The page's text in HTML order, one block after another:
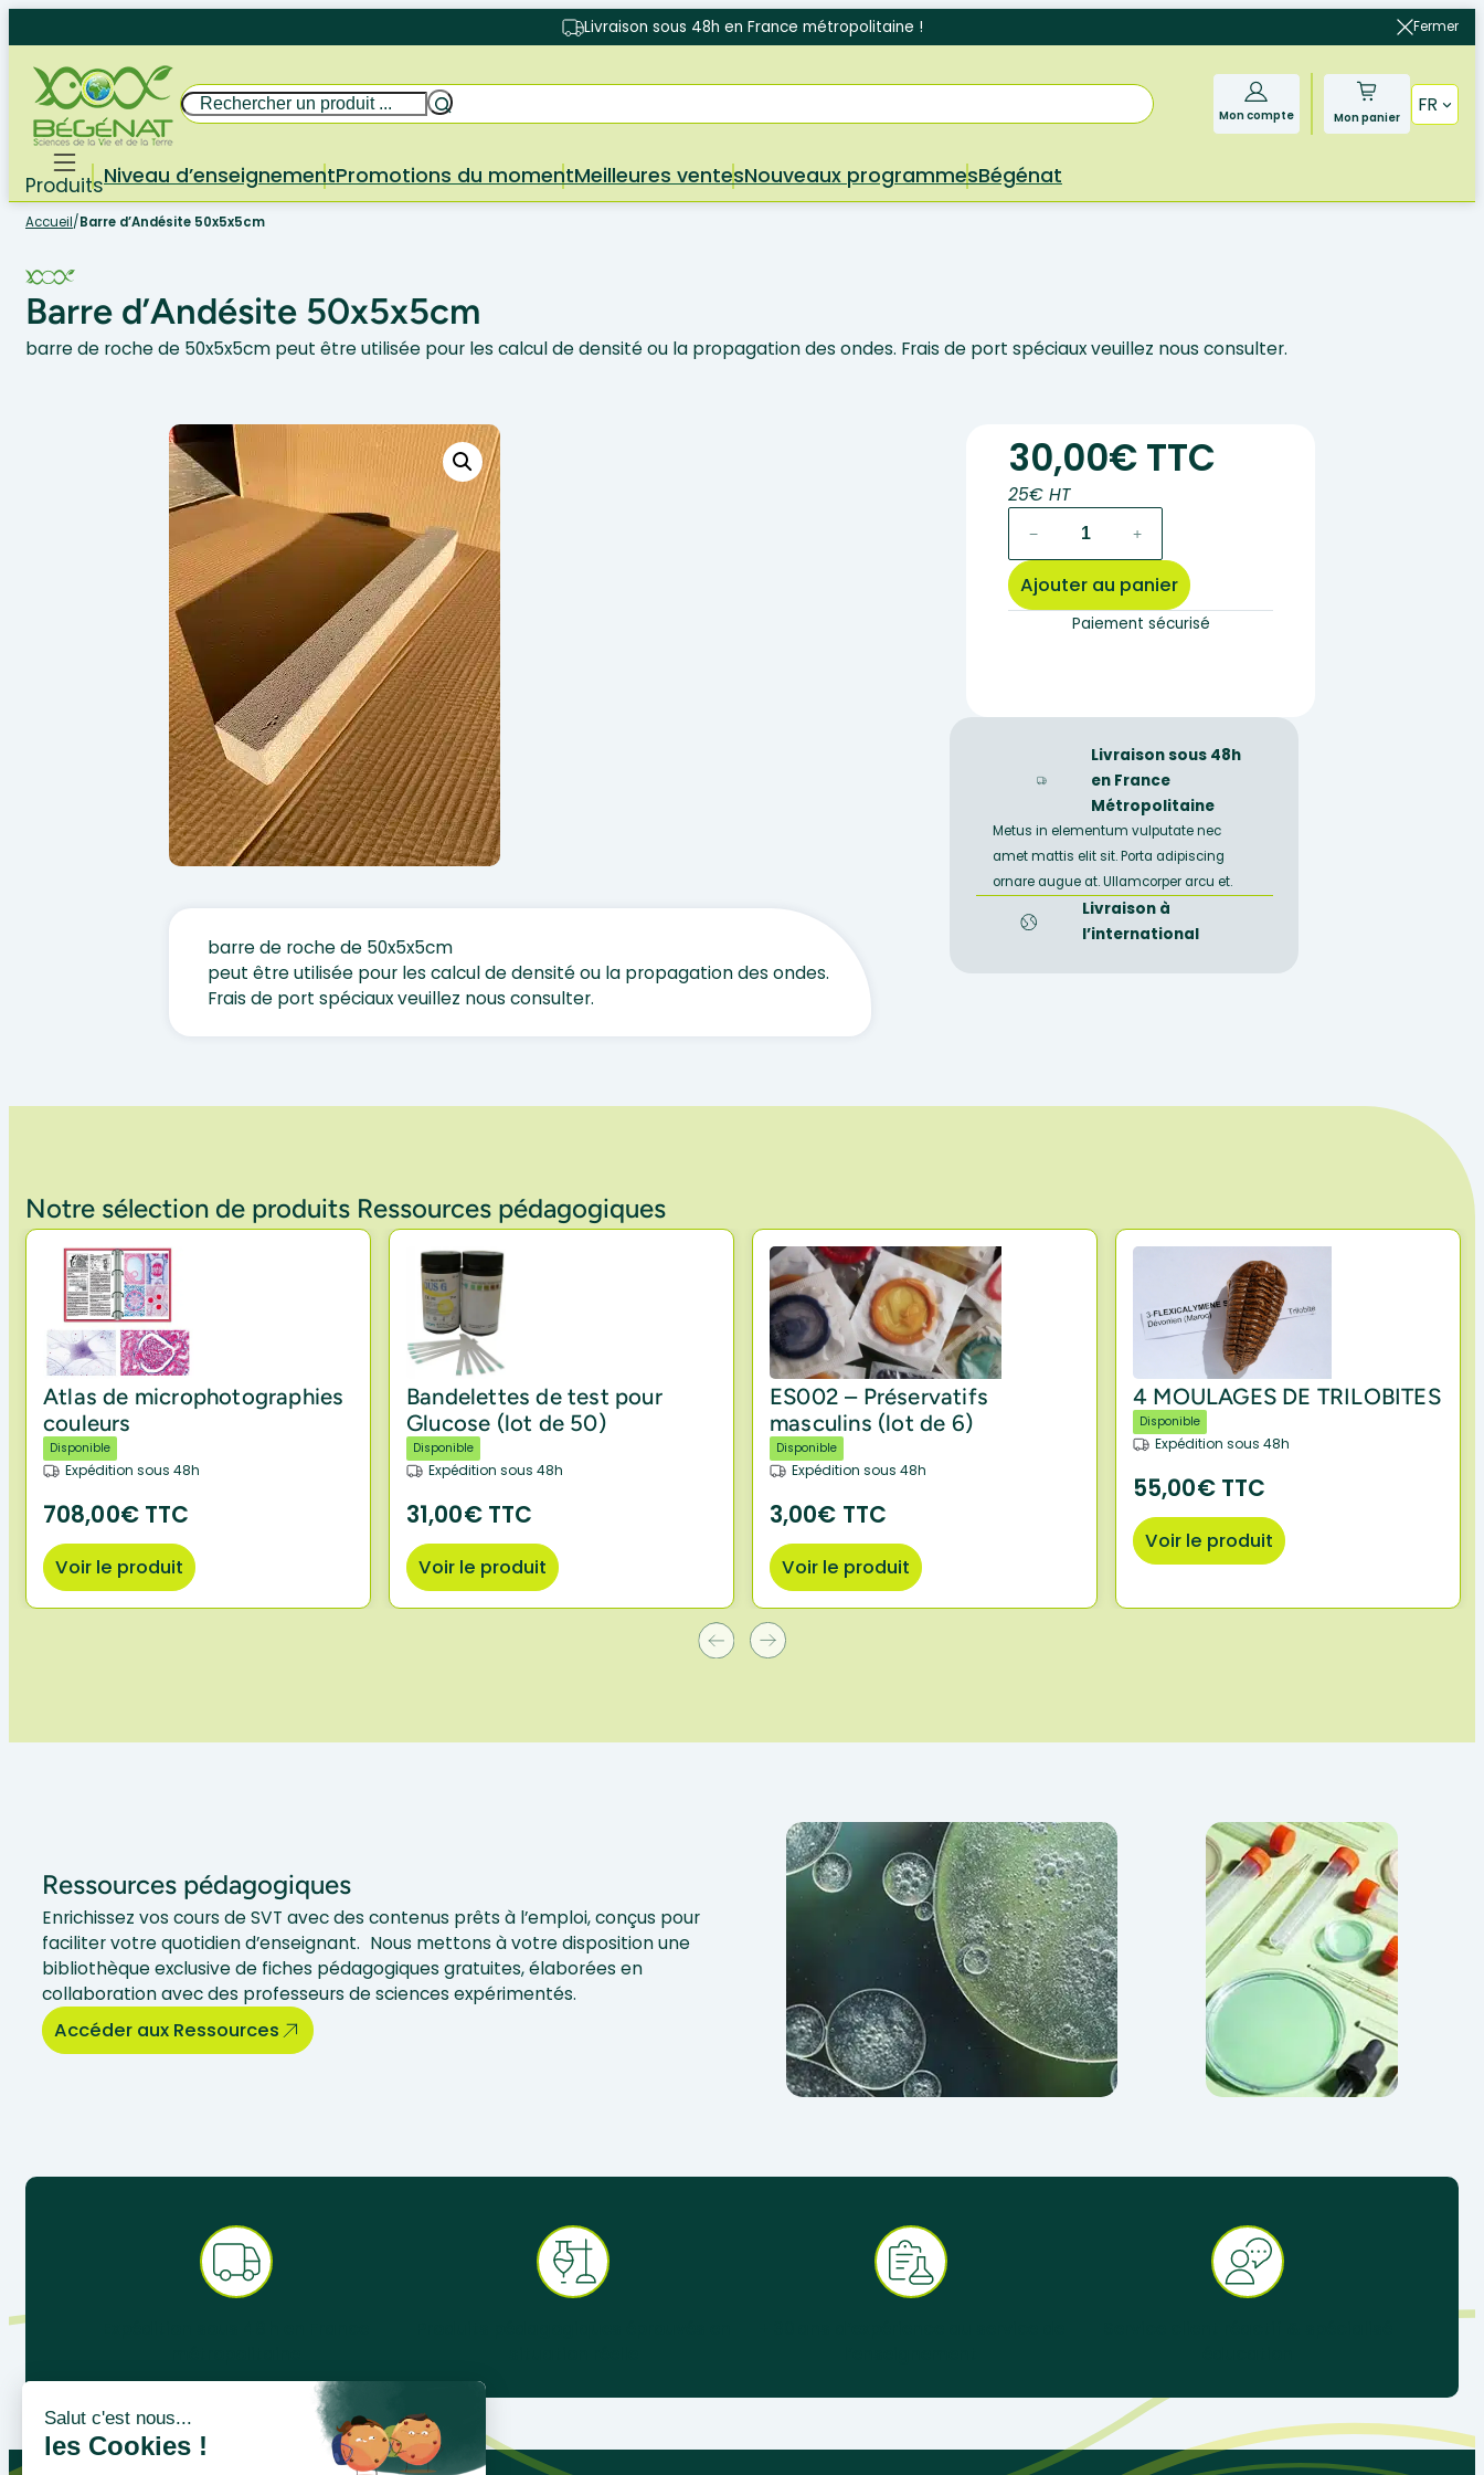
au
contenu
Fermer
Livraison sous 48h en France métropolitaine !
Mon compte Mon panier
FR
Produits
Rechercher
Niveau d’enseignementPromotions du momentMeilleures ventesNouveaux programmesBégénat
Accueil/Barre d’Andésite 50x5x5cm
Barre d’Andésite 50x5x5cm
barre de roche de 50x5x5cm peut être utilisée pour les calcul de densité ou la propagation des ondes. Frais de port spéciaux veuillez nous consulter.
30,00€ TTC
25€ HT
Barre
d'Andésite
50x5x5cm
− +
Ajouter au panier
Paiement sécurisé
Livraison sous 48h
en France
Métropolitaine
Metus in elementum vulputate nec
amet mattis elit sit. Porta adipiscing
ornare augue at. Ullamcorper arcu et.
Livraison à
l’international
barre de roche de 50x5x5cm
peut être utilisée pour les calcul de densité ou la propagation des ondes.
Frais de port spéciaux veuillez nous consulter.
Notre sélection de produits Ressources pédagogiques
Atlas de microphotographies
couleurs
Disponible
Expédition sous 48h
708,00€ TTC
Voir le produit
Bandelettes de test pour
Glucose (lot de 50)
Disponible
Expédition sous 48h
31,00€ TTC
Voir le produit
ES002 – Préservatifs
masculins (lot de 6)
Disponible
Expédition sous 48h
3,00€ TTC
Voir le produit
4 MOULAGES DE TRILOBITES
Disponible
Expédition sous 48h
55,00€ TTC
Voir le produit
Ressources pédagogiques
Enrichissez vos cours de SVT avec des contenus prêts à l’emploi, conçus pour
faciliter votre quotidien d’enseignant. Nous mettons à votre disposition une
bibliothèque exclusive de fiches pédagogiques gratuites, élaborées en
collaboration avec des professeurs de sciences expérimentés.
Accéder aux Ressources